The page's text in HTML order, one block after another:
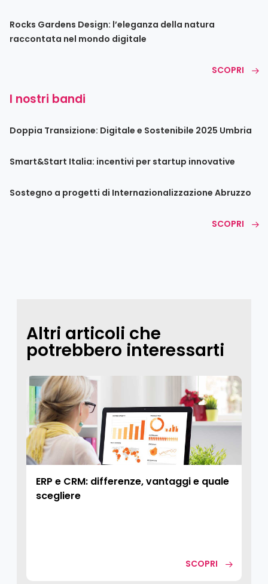
Rocks Gardens Design: l’eleganza della natura
raccontata nel mondo digitale
SCOPRI
I nostri bandi
Doppia Transizione: Digitale e Sostenibile 2025 Umbria
Smart&Start Italia: incentivi per startup innovative
Sostegno a progetti di Internazionalizzazione Abruzzo
SCOPRI
Altri articoli che
potrebbero interessarti
ERP e CRM: differenze, vantaggi e quale
scegliere
SCOPRI